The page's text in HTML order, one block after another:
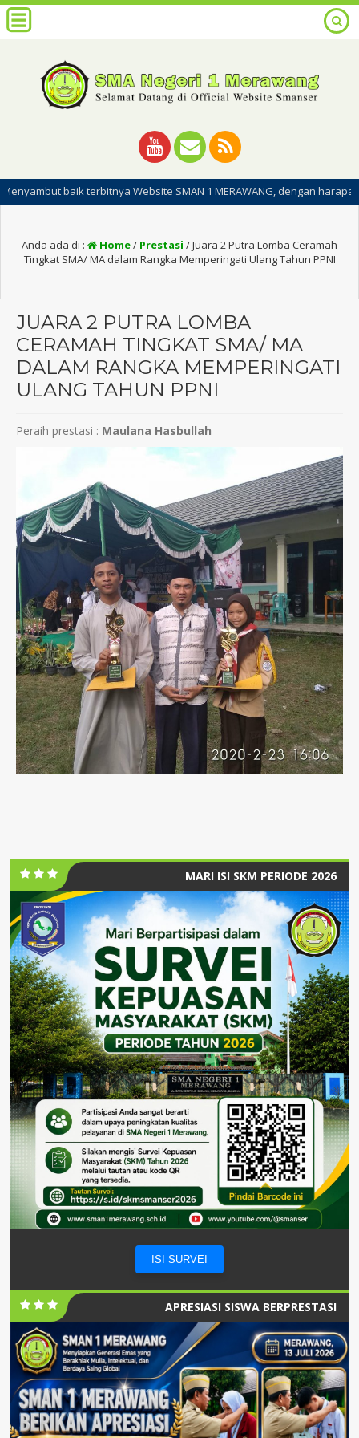
baik terbitnya Website SMAN 1 MERAWANG, dengan harapan
Anda ada di : Home/ Prestasi /Juara 2 Putra Lomba Ceramah
Tingkat SMA/ MA dalam Rangka Memperingati Ulang Tahun PPNI
JUARA 2 PUTRA LOMBA
CERAMAH TINGKAT SMA/ MA
DALAM RANGKA MEMPERINGATI
ULANG TAHUN PPNI
Peraih prestasi : Maulana Hasbullah
MARI ISI SKM PERIODE 2026
ISI SURVEI
APRESIASI SISWA BERPRESTASI